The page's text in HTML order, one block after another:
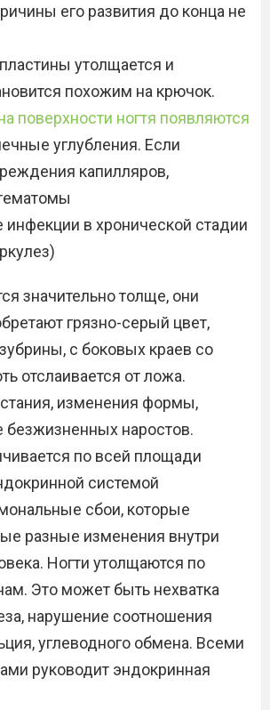
его развития до конца не
утолщается и
похожим на крючок.
поверхности ногтя появляются
углубления. Если
капилляров,
инфекции в хронической стадии
значительно толще, они
грязно-серый цвет,
с боковых краев со
отслаивается от ложа.
изменения формы,
безжизненных наростов.
по всей площади
системой
сбои, которые
разные изменения внутри
Ногти утолщаются по
Это может быть нехватка
нарушение соотношения
углеводного обмена. Всеми
руководит эндокринная